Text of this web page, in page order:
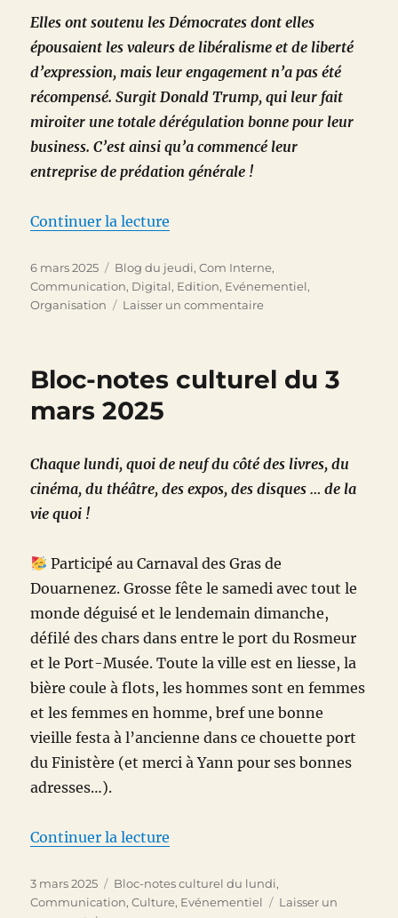
Elles ont soutenu les Démocrates dont elles
épousaient les valeurs de libéralisme et de liberté
d’expression, mais leur engagement n’a pas été
récompensé. Surgit Donald Trump, qui leur fait
miroiter une totale dérégulation bonne pour leur
business. C’est ainsi qu’a commencé leur
entreprise de prédation générale !
Continuer la lecture
Publié
le
6 mars 2025 Catégories
Blog du jeudi,Com Interne,
Communication, Digital, Edition, Evénementiel,
Organisation
Laisser un commentairesur
à
des
plateformes
Bloc-notes culturel du 3
mars 2025
Chaque lundi, quoi de neuf du côté des livres, du
cinéma, du théâtre, des expos, des disques … de la
vie quoi !
Participé au Carnaval des Gras de
Douarnenez. Grosse fête le samedi avec tout le
monde déguisé et le lendemain dimanche,
défilé des chars dans entre le port du Rosmeur
et le Port-Musée. Toute la ville est en liesse, la
bière coule à flots, les hommes sont en femmes
et les femmes en homme, bref une bonne
vieille festa à l’ancienne dans ce chouette port
du Finistère (et merci à Yann pour ses bonnes
adresses…).
Continuer la lecture
Publié
le
3 mars 2025 Catégories
Bloc-notes culturel du lundi,
Communication,Culture, Evénementiel
Laisser un